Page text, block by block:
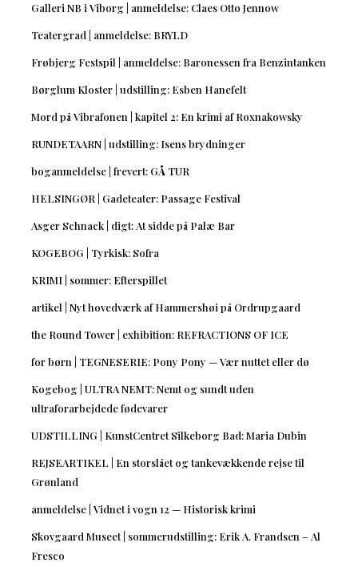
Galleri NB i Viborg | anmeldelse: Claes Otto Jennow
Teatergrad | anmeldelse: BRYLD
Frøbjerg Festspil | anmeldelse: Baronessen fra Benzintanken
Børglum Kloster | udstilling: Esben Hanefelt
Mord på Vibrafonen | kapitel 2: En krimi af Roxnakowsky
RUNDETAARN | udstilling: Isens brydninger
boganmeldelse | frevert: GÅ TUR
HELSINGØR | Gadeteater: Passage Festival
Asger Schnack | digt: At sidde på Palæ Bar
KOGEBOG | Tyrkisk: Sofra
KRIMI | sommer: Efterspillet
artikel | Nyt hovedværk af Hammershøi på Ordrupgaard
the Round Tower | exhibition: REFRACTIONS OF ICE
for børn | TEGNESERIE: Pony Pony — Vær nuttet eller dø
Kogebog | ULTRA NEMT: Nemt og sundt uden
ultraforarbejdede fødevarer
UDSTILLING | KunstCentret Silkeborg Bad: Maria Dubin
REJSEARTIKEL | En storslået og tankevækkende rejse til
Grønland
anmeldelse | Vidnet i vogn 12 — Historisk krimi
Skovgaard Museet | sommerudstilling: Erik A. Frandsen – Al
Fresco